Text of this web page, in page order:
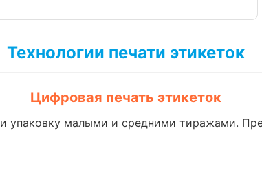
Технологии печати этикеток
Цифровая печать этикеток
и упаковку малыми и средними тиражами.